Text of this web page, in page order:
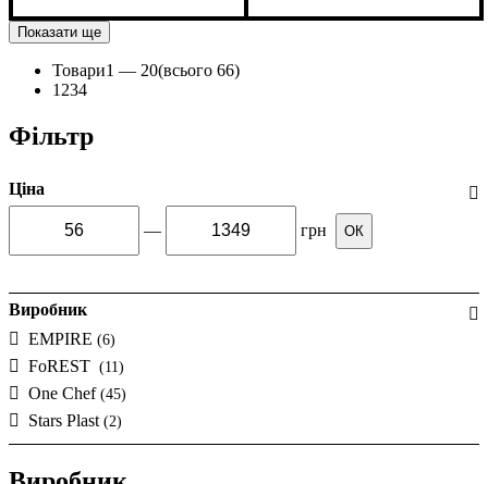
Показати ще
Товари1 — 20(всього 66)
1 234
Фільтр
Ціна
— грн ОК
Виробник
EMPIRE (6)
FoREST (11)
One Chef (45)
Stars Plast (2)